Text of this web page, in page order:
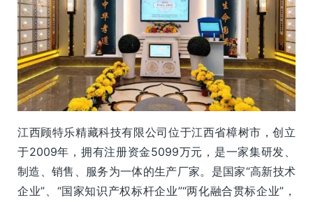
江西顾特乐精藏科技有限公司位于江西省樟树市，创立
于2009年，拥有注册资金5099万元，是一家集研发、
制造、销售、服务为一体的生产厂家。是国家“高新技术
企业”、“国家知识产权标杆企业”“两化融合贯标企业”，